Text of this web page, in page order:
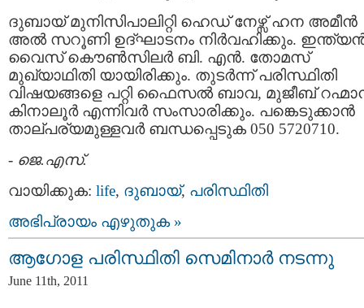
ദുബായ് മുനിസിപാലിറ്റി ഹെഡ് നേഴ്സ് ഹന അമീന്‍
അല്‍ സറൂണി ഉദ്ഘാടനം നിര്‍വഹിക്കും.
വൈസ് കൌണ്‍സിലര്‍ ബി. എന്‍. തോമസ്‌
മുഖ്യാഥിതി യായിരിക്കും. തുടര്‍ന്ന് പരിസ്ഥിതി
വിഷയങ്ങളെ പറ്റി ഫൈസല്‍ ബാവ, മുജീബ്
കിനാലൂര്‍ എന്നിവര്‍ സംസാരിക്കും. പങ്കെടുക്കാന്‍
താല്പര്യമുള്ളവര്‍ ബന്ധപ്പെടുക 050 5720710.
- ജെ.എസ്.
വായിക്കുക: life, ദുബായ്‌, പരിസ്ഥിതി
അഭിപ്രായം എഴുതുക »
ആഗോള പരിസ്ഥിതി സെമിനാര്‍ നടന്നു
June 11th, 2011